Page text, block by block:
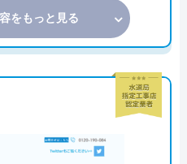
をもっと見る